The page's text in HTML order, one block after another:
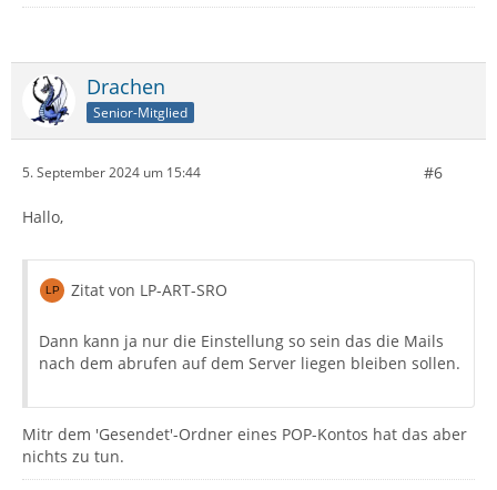
Drachen
Senior-Mitglied
5. September 2024 um 15:44 #6
Hallo,
Zitat von LP-ART-SRO
Dann kann ja nur die Einstellung so sein das die Mails
nach dem abrufen auf dem Server liegen bleiben sollen.
Mitr dem 'Gesendet'-Ordner eines POP-Kontos hat das aber
nichts zu tun.